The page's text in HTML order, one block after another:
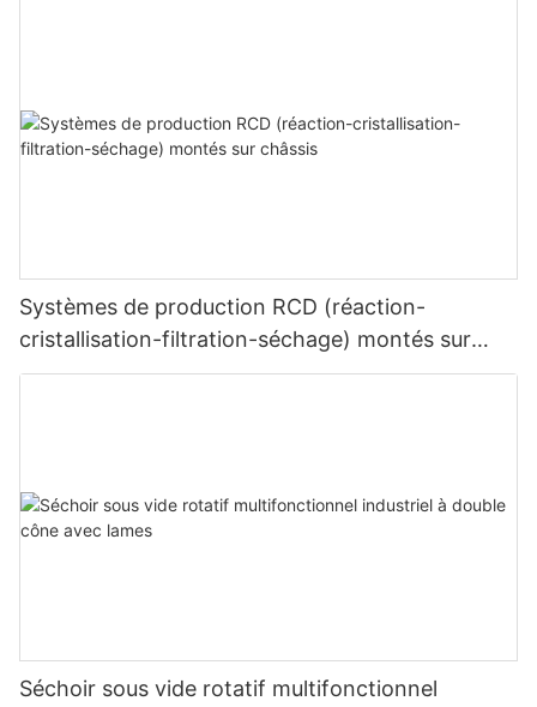
Systèmes de production RCD (réaction-
cristallisation-filtration-séchage) montés sur
châssis
Séchoir sous vide rotatif multifonctionnel